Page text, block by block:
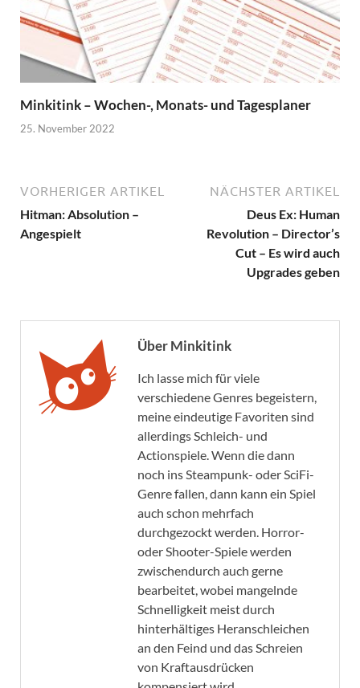
Minkitink – Wochen-, Monats- und Tagesplaner
25. November 2022
VORHERIGER ARTIKEL
Hitman: Absolution –
Angespielt
NÄCHSTER ARTIKEL
Deus Ex: Human
Revolution – Director’s
Cut – Es wird auch
Upgrades geben
Über Minkitink
Ich lasse mich für viele
verschiedene Genres begeistern,
meine eindeutige Favoriten sind
allerdings Schleich- und
Actionspiele. Wenn die dann
noch ins Steampunk- oder SciFi-
Genre fallen, dann kann ein Spiel
auch schon mehrfach
durchgezockt werden. Horror-
oder Shooter-Spiele werden
zwischendurch auch gerne
bearbeitet, wobei mangelnde
Schnelligkeit meist durch
hinterhältiges Heranschleichen
an den Feind und das Schreien
von Kraftausdrücken